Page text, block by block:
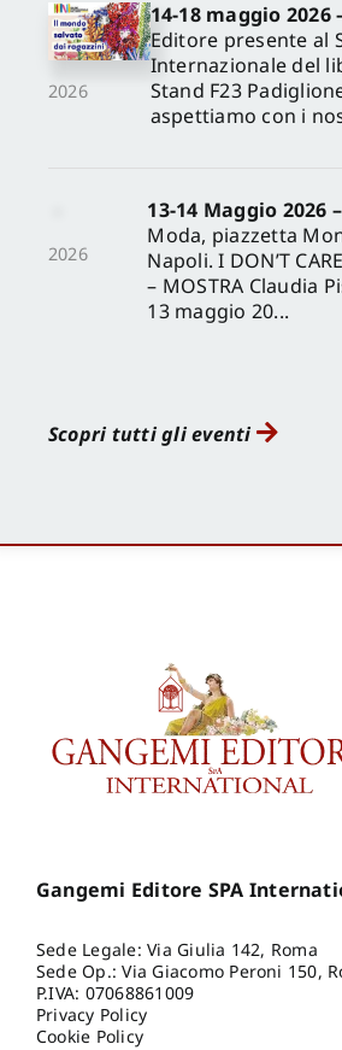
2026
14-18 maggio 2026
Editore presente al
Internazionale del
Stand F23
aspettiamo con i
2026
13-14 Maggio 2026
Moda, piazzetta
Napoli. I DON’T
– MOSTRA Claudia
13 maggio 20...
Scopri tutti gli eventi
Gangemi Editore SPA
Sede Legale: Via Giulia 142, Roma
Sede Op.: Via Giacomo Peroni 150,
P.IVA: 07068861009
Privacy Policy
Cookie Policy